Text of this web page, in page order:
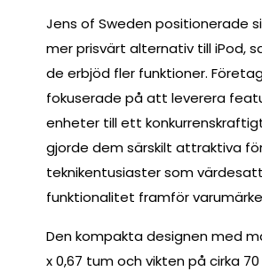
Jens of Sweden positionerade
mer prisvärt alternativ till iPod,
de erbjöd fler funktioner.
fokuserade på att leverera
enheter till ett
gjorde dem särskilt attraktiva
teknikentusiaster som
funktionalitet framför
Den kompakta designen med
x 0,67 tum och vikten på cirka